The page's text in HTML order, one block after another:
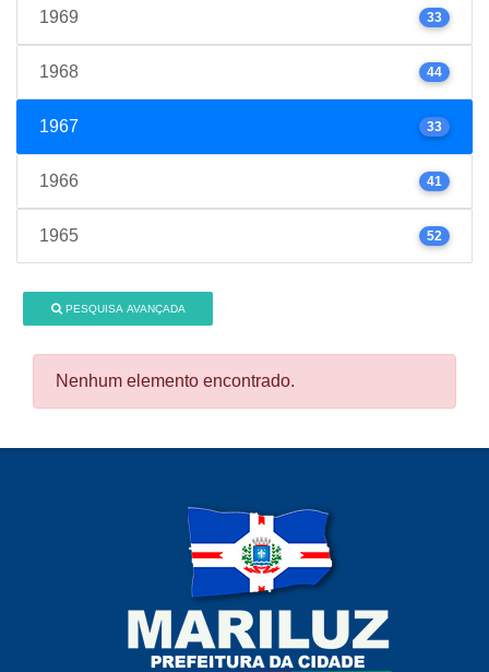
1969 33
1968 44
1967 33
1966 41
1965 52
PESQUISA AVANÇADA
Nenhum elemento encontrado.